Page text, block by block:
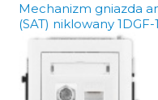
Mechanizm gniazda
(SAT) niklowany